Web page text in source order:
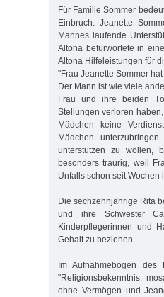
Für Familie Sommer
Einbruch. Jeanette
Mannes laufende
Altona befürwortete in
Altona Hilfeleistungen für
"Frau Jeanette Sommer
Der Mann ist wie viele
Frau und ihre beiden
Stellungen verloren
Mädchen keine
Mädchen
unterstützen zu wollen,
besonders traurig, weil
Unfalls schon seit Wochen
Die sechzehnjährige Rita
und ihre Schwester
Kinderpflegerinnen und
Gehalt zu beziehen.
Im Aufnahmebogen des
"Religionsbekenntnis:
ohne Vermögen und